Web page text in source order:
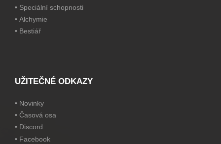
• Speciální schopnosti
• Alchymie
• Bestiář
UŽITEČNÉ ODKAZY
• Novinky
• Časová osa
• Discord
• Facebook